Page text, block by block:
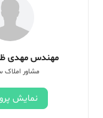
مهندس مهدی
مشاور
نمایش